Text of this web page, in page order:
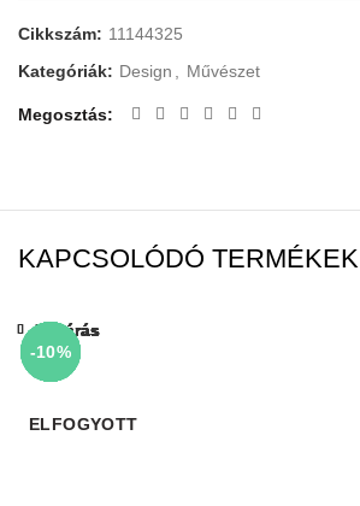
Cikkszám: 11144325
Kategóriák: Design , Művészet
Megosztás
KAPCSOLÓDÓ TERMÉKEK
-10%
Bezárás
-69%
Bezárás
-10%
Bezárás
-10%
Bezárás
-10%
ELFOGYOTT
Bezárás
-10%
ELFOGYOTT
Bezárás
-10%
Bezárás
-10%
Bezárás